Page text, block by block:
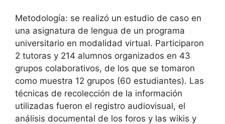
Metodología: se realizó un estudio de caso en
una asignatura de lengua de un programa
universitario en modalidad virtual. Participaron
2 tutoras y 214 alumnos organizados en 43
grupos colaborativos, de los que se tomaron
como muestra 12 grupos (60 estudiantes). Las
técnicas de recolección de la información
utilizadas fueron el registro audiovisual, el
análisis documental de los foros y las wikis y